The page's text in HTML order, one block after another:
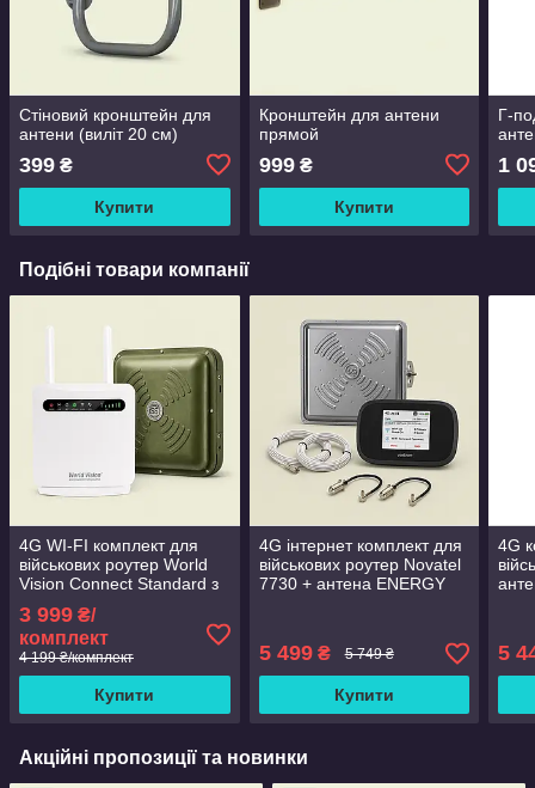
Стіновий кронштейн для
антени (виліт 20 см)
399 ₴
Купити
Кронштейн для антени
прямой
999₴
Купити
Г-
1
Подібні товари компанії
4G WI-FI комплект для
військових роутер World
Vision Connect Standard з
антеною Energy MIMO
2x15 дБ
3 999 ₴/
комплект
4 199 ₴/комплект
Купити
4G інтернет комплект для
військових роутер Novatel
7730 + антена ENERGY
5 499₴ 5 749 ₴
Купити
4G
5
Акційні пропозиції та новинки